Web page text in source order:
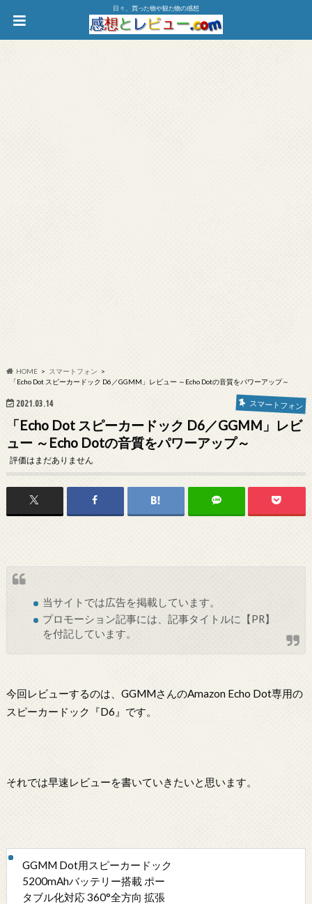
日々、買った物や観た物の感想
HOME
スマートフォン
「Echo Dot スピーカードック D6／GGMM」レビュー ～Echo Dotの音質をパワーアップ～
2021.03.14 スマートフォン
「Echo Dot スピーカードック D6／GGMM」レビ
ュー ～Echo Dotの音質をパワーアップ～
評価はまだありません
当サイトでは広告を掲載しています。
プロモーション記事には、記事タイトルに【PR】
を付記しています。
今回レビューするのは、GGMMさんのAmazon Echo Dot専用の
スピーカードック『D6』です。
それでは早速レビューを書いていきたいと思います。
GGMM Dot用スピーカードック
5200mAhバッテリー搭載 ポー
タブル化対応 360°全方向 拡張